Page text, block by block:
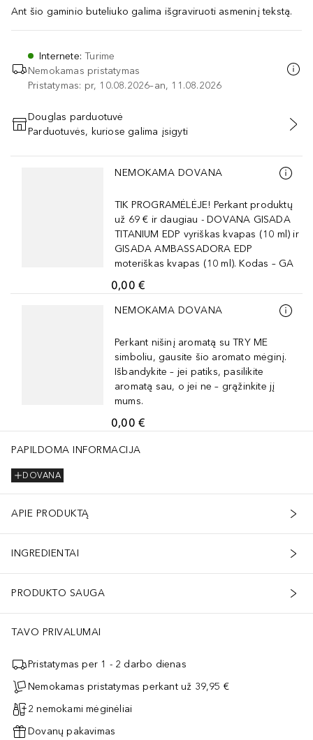
Ant šio gaminio buteliuko galima išgraviruoti asmeninį tekstą.
Internete:Turime
Nemokamas pristatymas
Pristatymas: pr, 10.08.2026–an, 11.08.2026
PRIDĖTI Į KREPŠELĮ
Douglas parduotuvė
Parduotuvės, kuriose galima įsigyti
Praleisti slankiklį
NEMOKAMA DOVANA
TIK PROGRAMĖLĖJE! Perkant produktų
už 69 € ir daugiau - DOVANA GISADA
TITANIUM EDP vyriškas kvapas (10 ml) ir
GISADA AMBASSADORA EDP
moteriškas kvapas (10 ml). Kodas – GA
0,00 €
Praleisti slankiklį
NEMOKAMA DOVANA
Perkant nišinį aromatą su TRY ME
simboliu, gausite šio aromato mėginį.
Išbandykite – jei patiks, pasilikite
aromatą sau, o jei ne – grąžinkite jį
mums.
0,00 €
PAPILDOMA INFORMACIJA
DOVANA
APIE PRODUKTĄ
INGREDIENTAI
PRODUKTO SAUGA
TAVO PRIVALUMAI
Pristatymas per 1 - 2 darbo dienas
Nemokamas pristatymas perkant už 39,95 €
2 nemokami mėginėliai
Dovanų pakavimas